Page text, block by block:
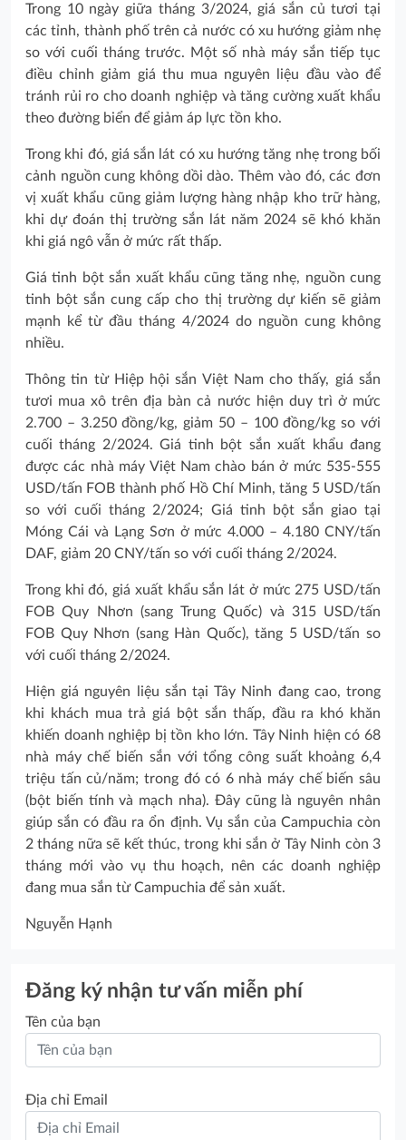
Trong 10 ngày giữa tháng 3/2024, giá sắn củ tươi tại
các tỉnh, thành phố trên cả nước có xu hướng giảm nhẹ
so với cuối tháng trước. Một số nhà máy sắn tiếp tục
điều chỉnh giảm giá thu mua nguyên liệu đầu vào để
tránh rủi ro cho doanh nghiệp và tăng cường xuất khẩu
theo đường biển để giảm áp lực tồn kho.
Trong khi đó, giá sắn lát có xu hướng tăng nhẹ trong bối
cảnh nguồn cung không dồi dào. Thêm vào đó, các đơn
vị xuất khẩu cũng giảm lượng hàng nhập kho trữ hàng,
khi dự đoán thị trường sắn lát năm 2024 sẽ khó khăn
khi giá ngô vẫn ở mức rất thấp.
Giá tinh bột sắn xuất khẩu cũng tăng nhẹ, nguồn cung
tinh bột sắn cung cấp cho thị trường dự kiến sẽ giảm
mạnh kể từ đầu tháng 4/2024 do nguồn cung không
nhiều.
Thông tin từ Hiệp hội sắn Việt Nam cho thấy, giá sắn
tươi mua xô trên địa bàn cả nước hiện duy trì ở mức
2.700 – 3.250 đồng/kg, giảm 50 – 100 đồng/kg so với
cuối tháng 2/2024. Giá tinh bột sắn xuất khẩu đang
được các nhà máy Việt Nam chào bán ở mức 535-555
USD/tấn FOB thành phố Hồ Chí Minh, tăng 5 USD/tấn
so với cuối tháng 2/2024; Giá tinh bột sắn giao tại
Móng Cái và Lạng Sơn ở mức 4.000 – 4.180 CNY/tấn
DAF, giảm 20 CNY/tấn so với cuối tháng 2/2024.
Trong khi đó, giá xuất khẩu sắn lát ở mức 275 USD/tấn
FOB Quy Nhơn (sang Trung Quốc) và 315 USD/tấn
FOB Quy Nhơn (sang Hàn Quốc), tăng 5 USD/tấn so
với cuối tháng 2/2024.
Hiện giá nguyên liệu sắn tại Tây Ninh đang cao, trong
khi khách mua trả giá bột sắn thấp, đầu ra khó khăn
khiến doanh nghiệp bị tồn kho lớn. Tây Ninh hiện có 68
nhà máy chế biến sắn với tổng công suất khoảng 6,4
triệu tấn củ/năm; trong đó có 6 nhà máy chế biến sâu
(bột biến tính và mạch nha). Đây cũng là nguyên nhân
giúp sắn có đầu ra ổn định. Vụ sắn của Campuchia còn
2 tháng nữa sẽ kết thúc, trong khi sắn ở Tây Ninh còn 3
tháng mới vào vụ thu hoạch, nên các doanh nghiệp
đang mua sắn từ Campuchia để sản xuất.
Nguyễn Hạnh
Đăng ký nhận tư vấn miễn phí
Tên của bạn
Địa chỉ Email